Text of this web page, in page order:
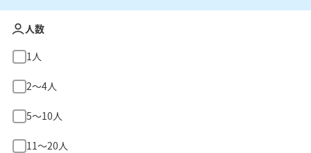
人数
1人
2〜4人
5〜10人
11〜20人